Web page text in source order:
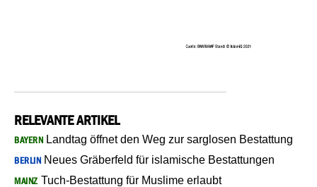
RELEVANTE ARTIKEL
BAYERN Landtag öffnet den Weg zur sarglosen Bestattung
BERLIN Neues Gräberfeld für islamische Bestattungen
MAINZ Tuch-Bestattung für Muslime erlaubt